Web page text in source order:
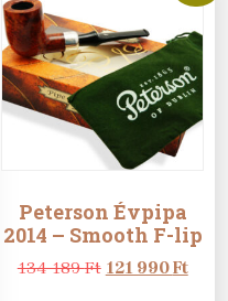
Peterson Évpipa
2014 – Smooth F-lip
134 189Ft Original
121 990Ft